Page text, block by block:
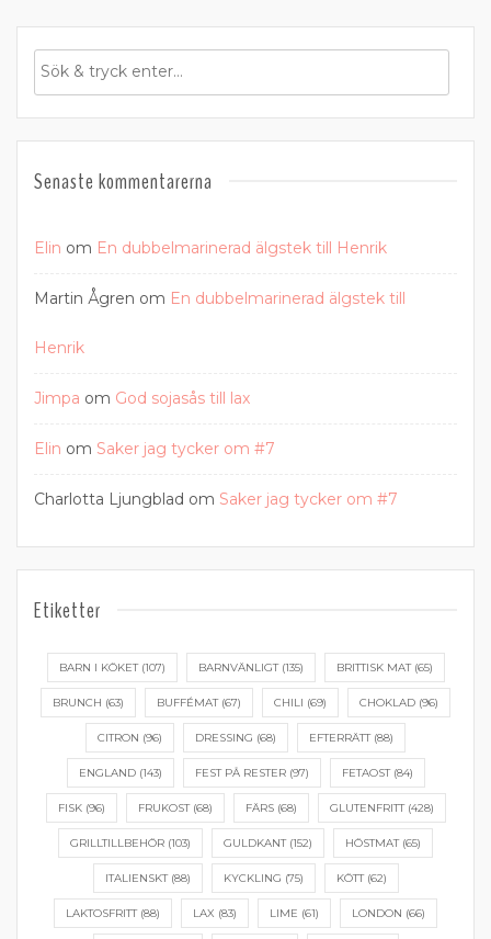
Senaste kommentarerna
Elin om En dubbelmarinerad älgstek till Henrik
Martin Ågren om En dubbelmarinerad älgstek till
Henrik
Jimpa om God sojasås till lax
Elin om Saker jag tycker om #7
Charlotta Ljungblad om Saker jag tycker om #7
Etiketter
BARN I KÖKET(107) BARNVÄNLIGT(135) BRITTISK MAT(65)
BRUNCH (63) BUFFÉMAT(67) CHILI (69) CHOKLAD (96)
CITRON (96) DRESSING (68) EFTERRÄTT(88)
ENGLAND(143) FEST PÅ RESTER(97) FETAOST(84)
FISK(96) FRUKOST(68) FÄRS(68) GLUTENFRITT(428)
GRILLTILLBEHÖR (103) GULDKANT(152) HÖSTMAT(65)
ITALIENSKT(88) KYCKLING (75) KÖTT(62)
LAKTOSFRITT(88) LAX (83) LIME (61) LONDON (66)